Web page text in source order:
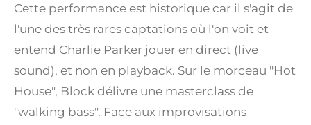
Cette performance est historique car il s'agit de
l'une des très rares captations où l'on voit et
entend Charlie Parker jouer en direct (live
sound), et non en playback. Sur le morceau "Hot
House", Block délivre une masterclass de
"walking bass". Face aux improvisations